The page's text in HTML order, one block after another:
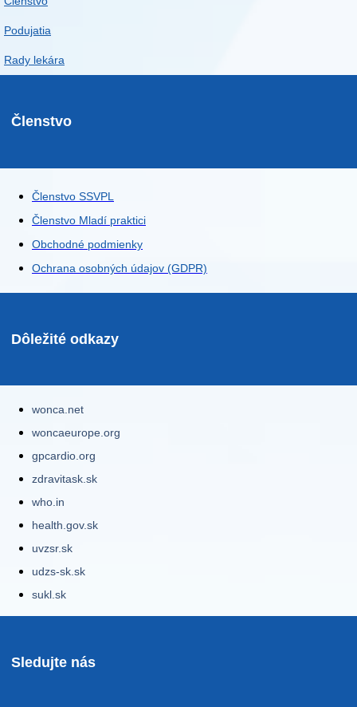
Podujatia
Rady lekára
Členstvo
Členstvo SSVPL
Členstvo Mladí praktici
Obchodné podmienky
Ochrana osobných údajov (GDPR)
Dôležité odkazy
wonca.net
woncaeurope.org
gpcardio.org
zdravitask.sk
who.in
health.gov.sk
uvzsr.sk
udzs-sk.sk
sukl.sk
Sledujte nás